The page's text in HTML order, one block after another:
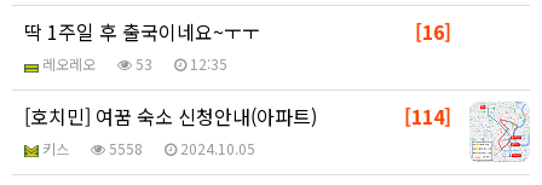
[16]
딱 1주일 후 출국이네요~ㅜㅜ
레오레오 53 12:35
[114]
[호치민] 여꿈 숙소 신청안내(아파트)
키스 5558 2024.10.05